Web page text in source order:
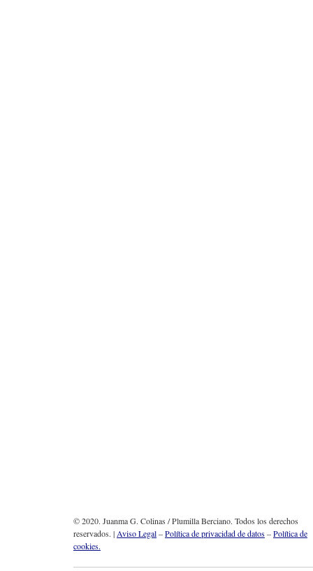
© 2020. Juanma G. Colinas / Plumilla Berciano. Todos los derechos
reservados. |Aviso Legal–Política de privacidad de datos–Política de
cookies.